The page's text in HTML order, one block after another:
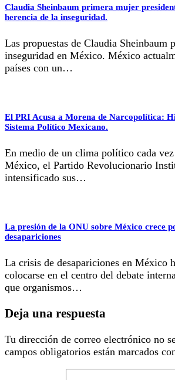
Claudia Sheinbaum primera mujer
herencia de la inseguridad.
Las propuestas de Claudia Sheinbaum
inseguridad en México. México
países con un…
El PRI Acusa a Morena de Narcopolítica:
Sistema Político Mexicano.
En medio de un clima político cada vez
México, el Partido Revolucionario
intensificado sus…
La presión de la ONU sobre México crece
desapariciones
La crisis de desapariciones en México
colocarse en el centro del debate
que organismos…
Deja una respuesta
Tu dirección de correo electrónico no
campos obligatorios están marcados